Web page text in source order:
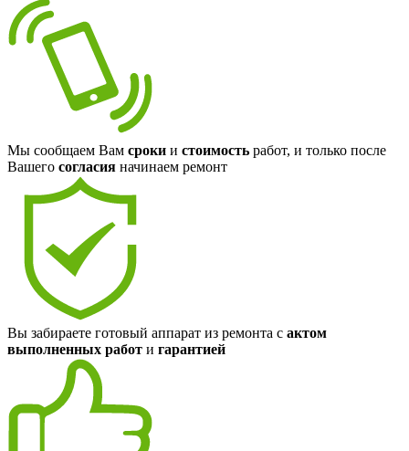
Мы сообщаем Вам сроки и стоимость работ, и только после
Вашего согласия начинаем ремонт
Вы забираете готовый аппарат из ремонта с актом
выполненных работ и гарантией